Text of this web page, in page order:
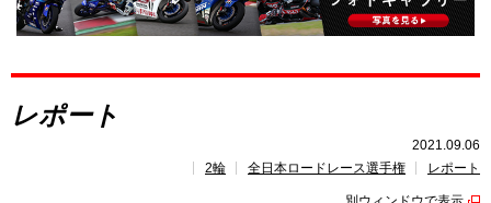
全日本ロードレース選手権とは?
レポート
速報
レポート
2021.09.06
2輪
全日本ロードレース選手権 レポート